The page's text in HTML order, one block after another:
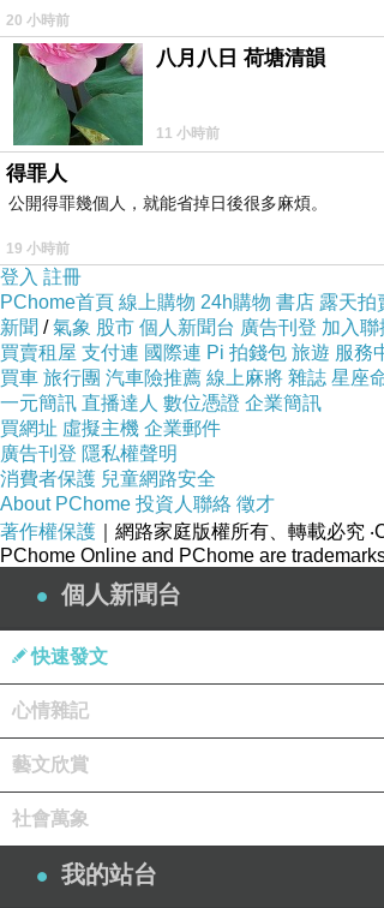
20 小時前
八月八日 荷塘清韻
11 小時前
得罪人
公開得罪幾個人，就能省掉日後很多麻煩。
19 小時前
登入 註冊
PChome首頁 線上購物 24h購物 書店 露天拍
新聞 /氣象 股市 個人新聞台 廣告刊登 加入聯
買賣租屋 支付連 國際連 Pi 拍錢包 旅遊 服務
買車 旅行團 汽車險推薦 線上麻將 雜誌 星座
一元簡訊 直播達人 數位憑證 企業簡訊
買網址 虛擬主機 企業郵件
廣告刊登 隱私權聲明
消費者保護 兒童網路安全
About PChome 投資人聯絡 徵才
著作權保護 ｜網路家庭版權所有、轉載必究
PChome Online and PChome are
個人新聞台
快速發文
心情雜記
藝文欣賞
社會萬象
我的站台